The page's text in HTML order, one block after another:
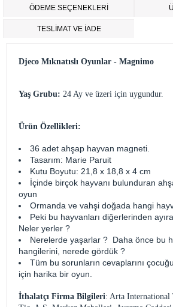
ÖDEME SEÇENEKLERI
TESLİMAT VE İADE
Djeco Mıknatıslı Oyunlar - Magnimo
Yaş Grubu: 24 Ay ve üzeri için uygundur.
Ürün Özellikleri:
36 adet ahşap hayvan magneti.
Tasarım: Marie Paruit
Kutu Boyutu: 21,8 x 18,8 x 4 cm
İçinde birçok hayvanı bulunduran
oyun
Ormanda ve vahşi doğada hangi
Peki bu hayvanları diğerlerinden
Neler yerler ?
Nerelerde yaşarlar ? Daha önce bu
hangilerini, nerede gördük ?
Tüm bu sorunların cevaplarını
için harika bir oyun.
İthalatçı Firma Bilgileri: Arta International